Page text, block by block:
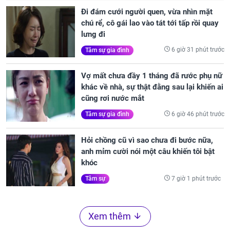
Đi đám cưới người quen, vừa nhìn mặt
chú rể, cô gái lao vào tát tới tấp rồi quay
lưng đi
Tâm sự gia đình 6 giờ 31 phút trước
Vợ mất chưa đầy 1 tháng đã rước phụ nữ
khác về nhà, sự thật đằng sau lại khiến ai
cũng rơi nước mắt
Tâm sự gia đình 6 giờ 46 phút trước
Hỏi chồng cũ vì sao chưa đi bước nữa,
anh mỉm cười nói một câu khiến tôi bật
khóc
Tâm sự 7 giờ 1 phút trước
Xem thêm